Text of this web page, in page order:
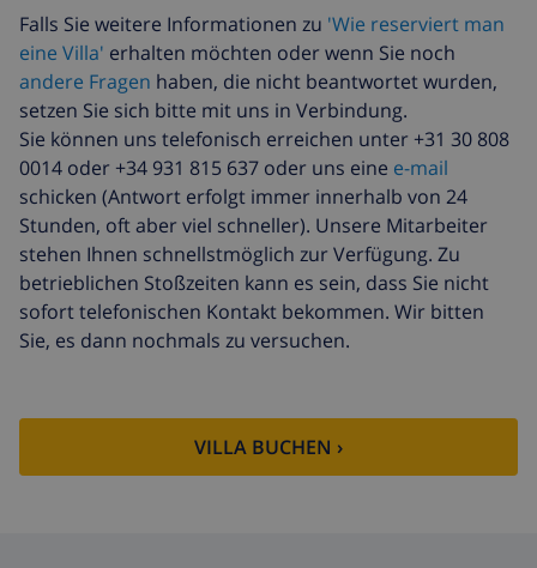
Kindersitz
35,18 $ , bei der Ankunft zu
zahlen
Internet
41,04 $ , bei der Ankunft zu
zahlen
Haustiere
58,64 $ , bei der Ankunft zu
zahlen
Extra bett
117,27 $ , bei der Ankunft zu
zahlen
Zusätzliche
bettwäsche
17,59 $ pro Person , bei der
Ankunft zu zahlen
Zusätzliche
8,80 $ pro Person , bei der
Späte abreise
113,75 $
basiert auf den
Falls Sie weitere Informationen zu 'Wie reserviert man
eine Villa' erhalten möchten oder wenn Sie noch
andere Fragen haben, die nicht beantwortet wurden,
setzen Sie sich bitte mit uns in Verbindung.
Sie können uns telefonisch erreichen unter +31 30 808
0014 oder +34 931 815 637 oder uns eine e-mail
schicken (Antwort erfolgt immer innerhalb von 24
Stunden, oft aber viel schneller). Unsere Mitarbeiter
stehen Ihnen schnellstmöglich zur Verfügung. Zu
betrieblichen Stoßzeiten kann es sein, dass Sie nicht
sofort telefonischen Kontakt bekommen. Wir bitten
Sie, es dann nochmals zu versuchen.
VILLA BUCHEN ›